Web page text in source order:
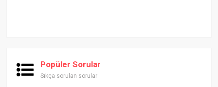
Popüler Sorular
Sıkça sorulan sorular